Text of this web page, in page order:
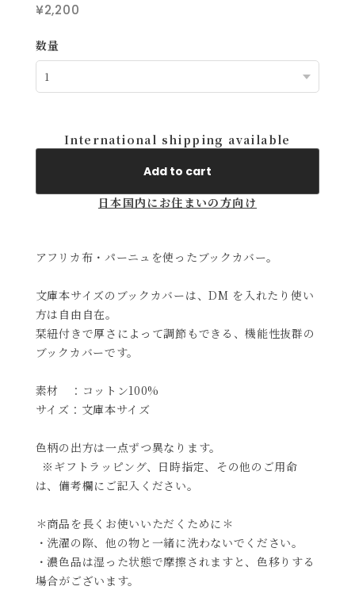
¥2,200
数量
International shipping available
Add to cart
日本国内にお住まいの方向け
アフリカ布・パーニュを使ったブックカバー。
文庫本サイズのブックカバーは、DM を入れたり使い
方は自由自在。
栞紐付きで厚さによって調節もできる、機能性抜群の
ブックカバーです。
素材 ：コットン100%
サイズ：文庫本サイズ
色柄の出方は一点ずつ異なります。
※ギフトラッピング、日時指定、その他のご用命
は、備考欄にご記入ください。
＊商品を長くお使いいただくために＊
・洗濯の際、他の物と一緒に洗わないでください。
・濃色品は湿った状態で摩擦されますと、色移りする
場合がございます。